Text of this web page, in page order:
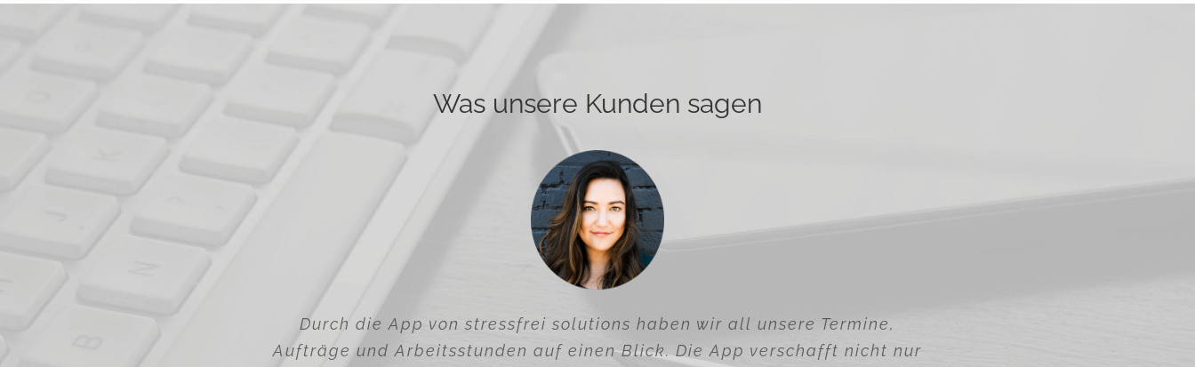
Was unsere Kunden sagen
Durch die App von stressfrei solutions haben wir all unsere Termine,
Aufträge und Arbeitsstunden auf einen Blick. Die App verschafft nicht nur